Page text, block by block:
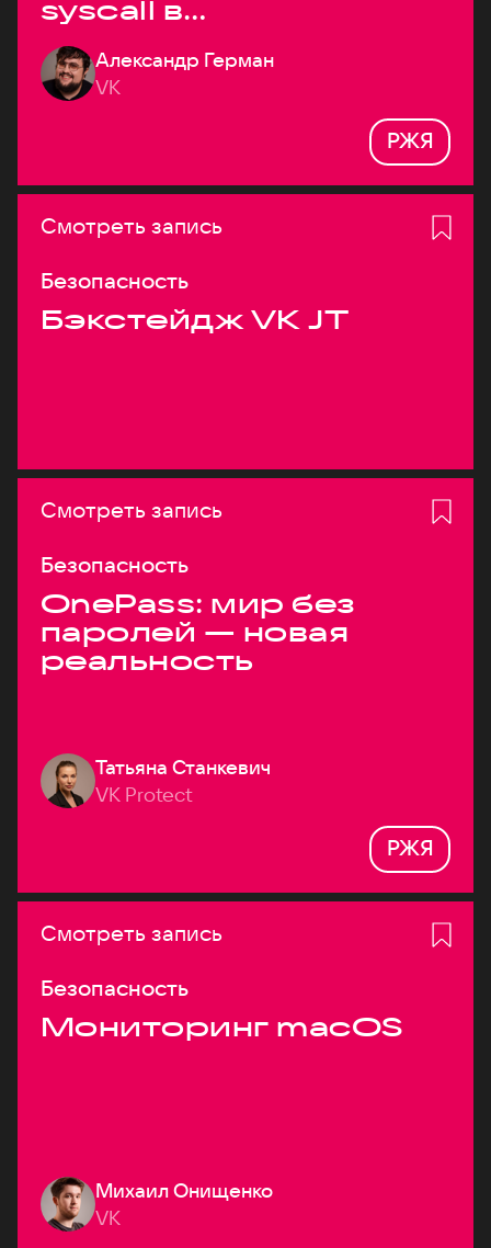
syscall в
высоконагруженных
системах
Александр Герман
VK
РЖЯ
Смотреть запись
Безопасность
Бэкстейдж VK JT
Смотреть запись
Безопасность
OnePass: мир без
паролей — новая
реальность
Татьяна Станкевич
VK Protect
РЖЯ
Смотреть запись
Безопасность
Мониторинг macOS
Михаил Онищенко
VK